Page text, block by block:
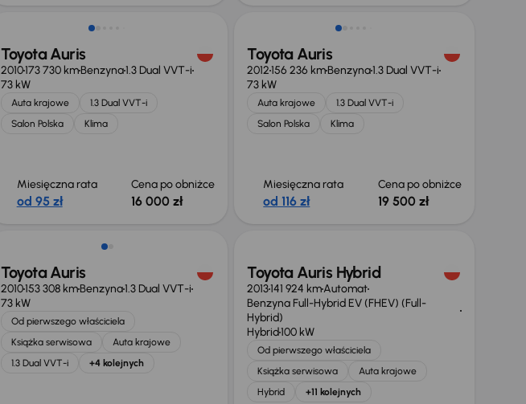
Toyota Auris
2010173 730 kmBenzyna1.3 Dual VVT-i
73 kW
Auta krajowe
1.3 Dual VVT-i
Salon Polska
Klima
Miesięczna rata
od 95 zł
Cena po obniżce
16 000 zł
Toyota Auris
2012156 236 kmBenzyna1.3 Dual VVT-i
73 kW
Auta krajowe
1.3 Dual VVT-i
Salon Polska
Klima
Miesięczna rata
od 116 zł
Cena po obniżce
19 500 zł
Toyota Auris
2010153 308 kmBenzyna1.3 Dual VVT-i
73 kW
Od pierwszego właściciela
Książka serwisowa
Auta krajowe
1.3 Dual VVT-i
+4 kolejnych
Świeżo skupione
Toyota Auris Hybrid
2013141 924 kmAutomat
Benzyna Full-Hybrid EV (FHEV) (Full-
Hybrid)
Hybrid100 kW
Od pierwszego właściciela
Książka serwisowa
Auta krajowe
Hybrid
+11 kolejnych